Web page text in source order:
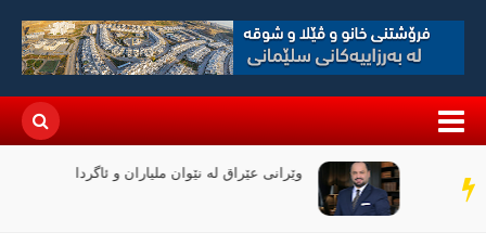
سەر
دێڕ
وێرانی عێراق لە نێوان ملیاران و ئاگردا